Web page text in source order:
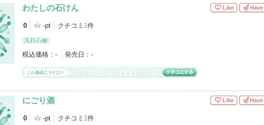
わたしの石けん
0 -pt クチコミ 1件
[洗顔石鹸]
税込価格： - 発売日： -
Like Have
にごり酒
0 -pt クチコミ 1件
Like Have